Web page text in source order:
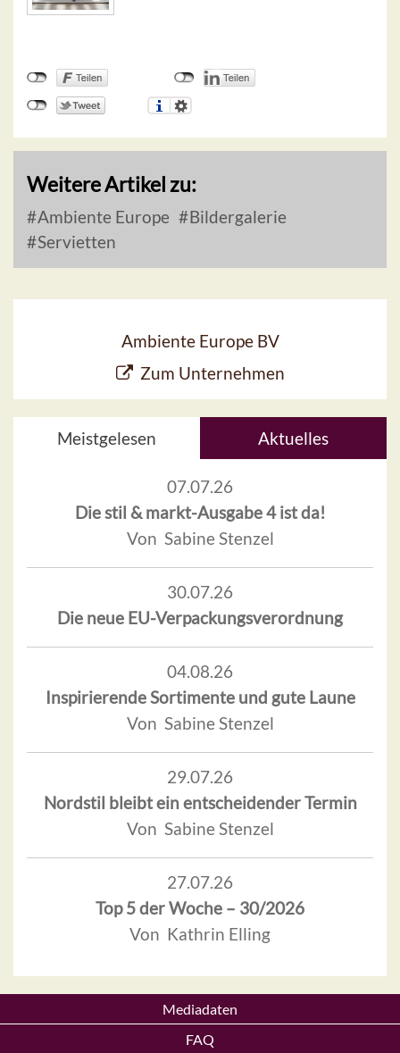
Weitere Artikel zu:
Ambiente Europe
Bildergalerie
Servietten
Ambiente Europe BV
Zum Unternehmen
Meistgelesen Aktuelles
07.07.26
Die stil & markt-Ausgabe 4 ist da!
Von Sabine Stenzel
30.07.26
Die neue EU-Verpackungsverordnung
04.08.26
Inspirierende Sortimente und gute Laune
Von Sabine Stenzel
29.07.26
Nordstil bleibt ein entscheidender Termin
Von Sabine Stenzel
27.07.26
Top 5 der Woche – 30/2026
Von Kathrin Elling
Mediadaten
FAQ